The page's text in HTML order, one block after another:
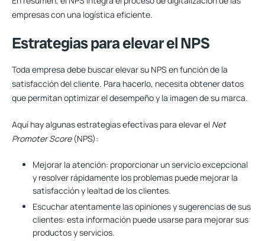
empresas con una logística eficiente.
Estrategias para elevar el NPS
Toda empresa debe buscar elevar su NPS en función de la
satisfacción del cliente. Para hacerlo, necesita obtener datos
que permitan optimizar el desempeño y la imagen de su marca.
Aquí hay algunas estrategias efectivas para elevar el Net
Promoter Score(NPS):
Mejorar la atención: proporcionar un servicio excepcional
y resolver rápidamente los problemas puede mejorar la
satisfacción y lealtad de los clientes.
Escuchar atentamente las opiniones y sugerencias de sus
clientes: esta información puede usarse para mejorar sus
productos y servicios.